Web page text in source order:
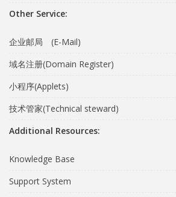
Other Service:
企业邮局 (E-Mail)
域名注册(Domain Register)
小程序(Applets)
技术管家(Technical steward)
Additional Resources:
Knowledge Base
Support System